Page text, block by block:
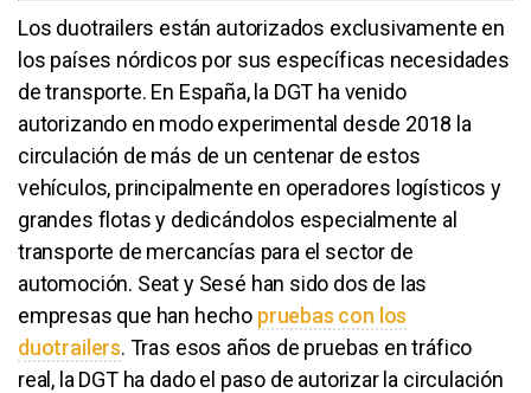
Los duotrailers están autorizados exclusivamente en
los países nórdicos por sus específicas necesidades
de transporte. En España, la DGT ha venido
autorizando en modo experimental desde 2018 la
circulación de más de un centenar de estos
vehículos, principalmente en operadores logísticos y
grandes flotas y dedicándolos especialmente al
transporte de mercancías para el sector de
automoción. Seat y Sesé han sido dos de las
empresas que han hecho pruebas con los
duotrailers. Tras esos años de pruebas en tráfico
real, la DGT ha dado el paso de autorizar la circulación